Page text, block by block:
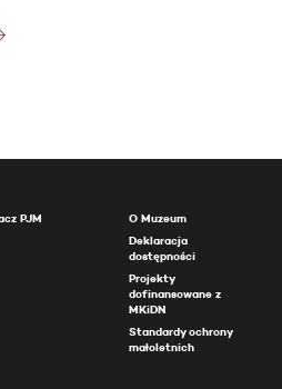
PJM
O Muzeum
Deklaracja
dostępności
Projekty
dofinansowane z
MKiDN
Standardy ochrony
małoletnich